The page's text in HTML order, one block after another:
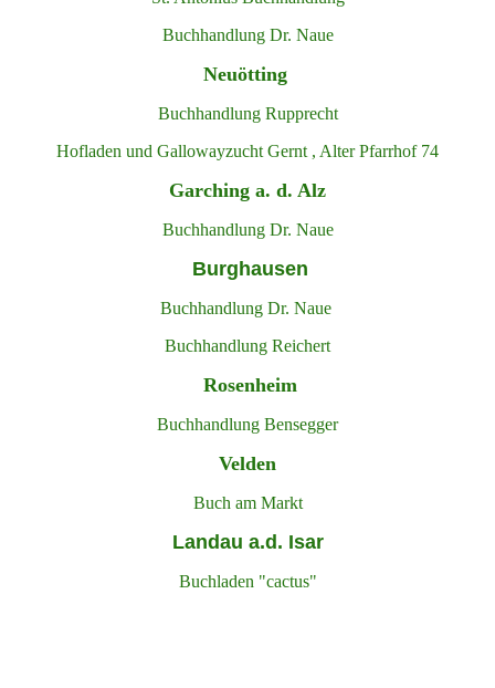
Buchhandlung Dr. Naue
Neuötting
Buchhandlung Rupprecht
Hofladen und Gallowayzucht Gernt , Alter Pfarrhof 74
Garching a. d. Alz
Buchhandlung Dr. Naue
Burghausen
Buchhandlung Dr. Naue
Buchhandlung Reichert
Rosenheim
Buchhandlung Bensegger
Velden
Buch am Markt
Landau a.d. Isar
Buchladen "cactus"